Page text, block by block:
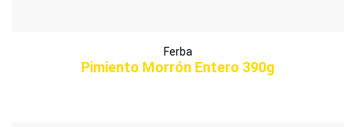
Ferba
Pimiento Morrón Entero 390g